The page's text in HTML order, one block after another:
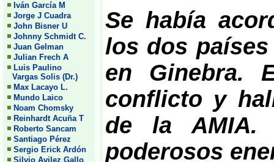
Iván García M
Jorge J Cuadra
John Bisner U
Johnny Schmidt C.
Juan Gelman
Julian Frech A
Luis Paulino
Vargas Solis (Dr.)
Max Lacayo L.
Mundo Laico
Noam Chomsky
Reinhardt Acuña T
Roberto Sancam
Santiago Pérez
Sergio Erick Ardón
Silvio Avilez Gallo
Se había
los dos
en Ginebra.
conflicto y
de la AMIA.
poderosos